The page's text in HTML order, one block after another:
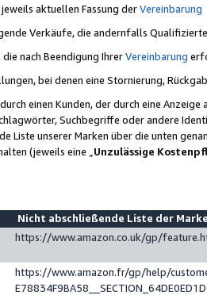
aktuellen Fassung derVereinbarung
Verkäufe, die andernfalls
nach Beendigung IhrerVereinbarung
bei denen eine Stornierung,
einen Kunden, der durch eine
Suchbegriffe oder andere
Liste unserer Marken über die unten
(jeweils eine „ Unzulässige
Nicht abschließende Liste der
https://www.amazon.co.uk/gp/
https://www.amazon.fr/gp/help/